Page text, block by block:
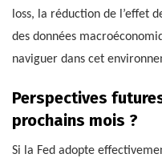
loss, la réduction de l’effet
des données
naviguer dans cet
Perspectives
prochains mois ?
Si la Fed adopte